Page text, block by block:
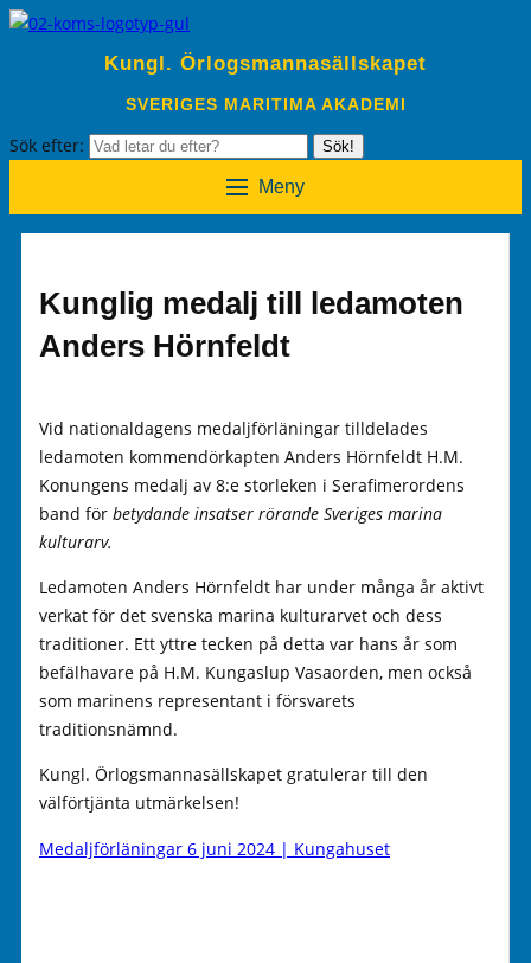
Kungl. Örlogsmannasällskapet
SVERIGES MARITIMA AKADEMI
Sök efter: Sök!
Meny
Kunglig medalj till ledamoten
Anders Hörnfeldt
Vid nationaldagens medaljförläningar tilldelades
ledamoten kommendörkapten Anders Hörnfeldt H.M.
Konungens medalj av 8:e storleken i Serafimerordens
band för betydande insatser rörande Sveriges marina
kulturarv.
Ledamoten Anders Hörnfeldt har under många år aktivt
verkat för det svenska marina kulturarvet och dess
traditioner. Ett yttre tecken på detta var hans år som
befälhavare på H.M. Kungaslup Vasaorden, men också
som marinens representant i försvarets
traditionsnämnd.
Kungl. Örlogsmannasällskapet gratulerar till den
välförtjänta utmärkelsen!
Medaljförläningar 6 juni 2024 | Kungahuset